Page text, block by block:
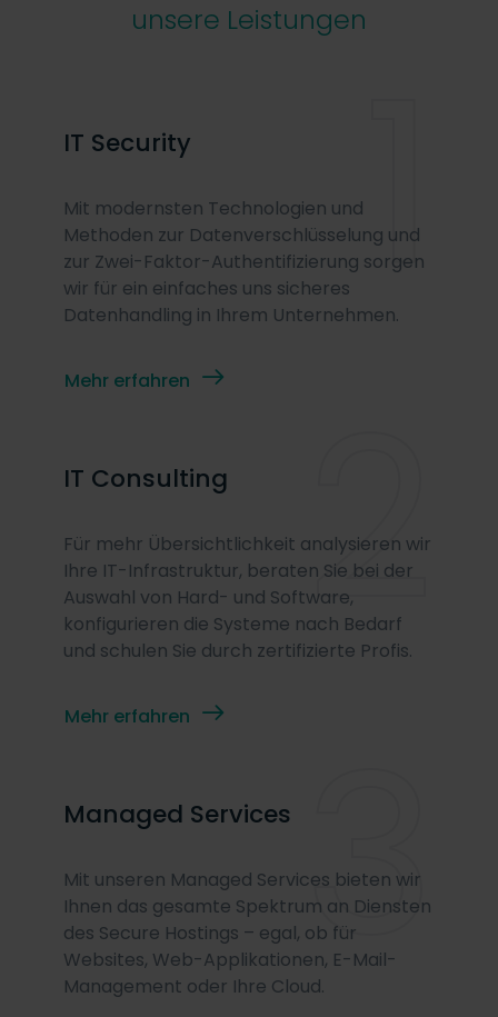
unsere Leistungen
1
IT Security
Mit modernsten Technologien und
Methoden zur Datenverschlüsselung und
zur Zwei-Faktor-Authentifizierung sorgen
wir für ein einfaches uns sicheres
Datenhandling in Ihrem Unternehmen.
Mehr erfahren 2
IT Consulting
Für mehr Übersichtlichkeit analysieren wir
Ihre IT-Infrastruktur, beraten Sie bei der
Auswahl von Hard- und Software,
konfigurieren die Systeme nach Bedarf
und schulen Sie durch zertifizierte Profis.
Mehr erfahren 3
Managed Services
Mit unseren Managed Services bieten wir
Ihnen das gesamte Spektrum an Diensten
des Secure Hostings – egal, ob für
Websites, Web-Applikationen, E-Mail-
Management oder Ihre Cloud.